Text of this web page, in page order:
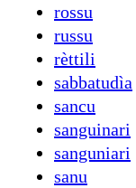
rossu
russu
rèttili
sabbatudìa
sancu
sanguinari
sanguniari
sanu